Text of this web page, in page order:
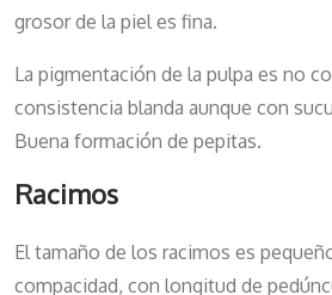
grosor de la piel es fina.
La pigmentación de la pulpa es no
consistencia blanda aunque con
Buena formación de pepitas.
Racimos
El tamaño de los racimos es
compacidad, con longitud de